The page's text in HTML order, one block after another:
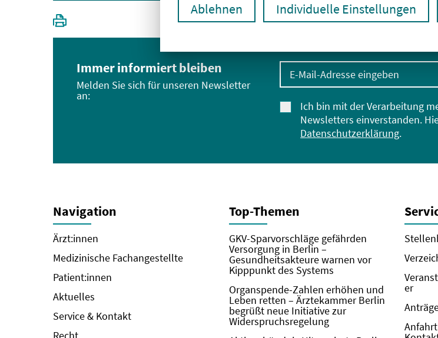
Ablehnen Individuelle Einstellungen
Immer informiert bleiben
Melden Sie sich für unseren Newsletter
an:
E-Mail-Adresse eingeben
Ich bin mit der Verarbeitung
Newsletters einverstanden.
Datenschutzerklärung.
Navigation
Ärzt:innen
Medizinische Fachangestellte
Patient:innen
Aktuelles
Service & Kontakt
Top-Themen
GKV-Sparvorschläge gefährden
Versorgung in Berlin –
Gesundheitsakteure warnen vor
Kipppunkt des Systems
Organspende-Zahlen erhöhen und
Leben retten – Ärztekammer Berlin
begrüßt neue Initiative zur
Widerspruchsregelung
er